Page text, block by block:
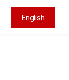
English